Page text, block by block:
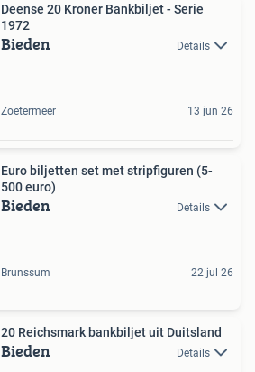
Deense 20 Kroner Bankbiljet - Serie
1972
Bieden Details
Zoetermeer 13 jun 26
Euro biljetten set met stripfiguren (5-
500 euro)
Bieden Details
Brunssum 22 jul 26
20 Reichsmark bankbiljet uit Duitsland
Bieden Details